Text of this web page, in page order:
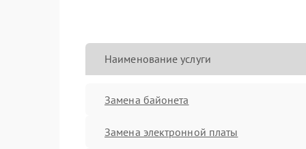
Наименование услуги
Замена байонета
Замена электронной платы